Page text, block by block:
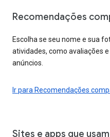
Recomendações
Escolha se seu nome e sua
atividades, como avaliações
anúncios.
Ir para Recomendações
Sites e apps que